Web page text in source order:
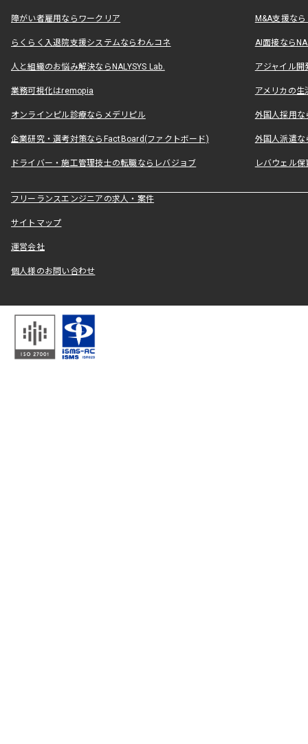
障がい者雇用ならワークリア M&A支援な
らくらく入退院支援システムならわんコネ AI面接なら
人と組織のお悩み解決ならNALYSYS Lab. アジャイル
業務可視化はremopia アメリカの
オンラインピル診療ならメデリピル 外国人採用
企業研究・選考対策ならFactBoard(ファクトボード) 外国人派遣な
ドライバー・施工管理技士の転職ならレバジョブ レバウェル
フリーランスエンジニアの求人・案件
サイトマップ
運営会社
個人様のお問い合わせ